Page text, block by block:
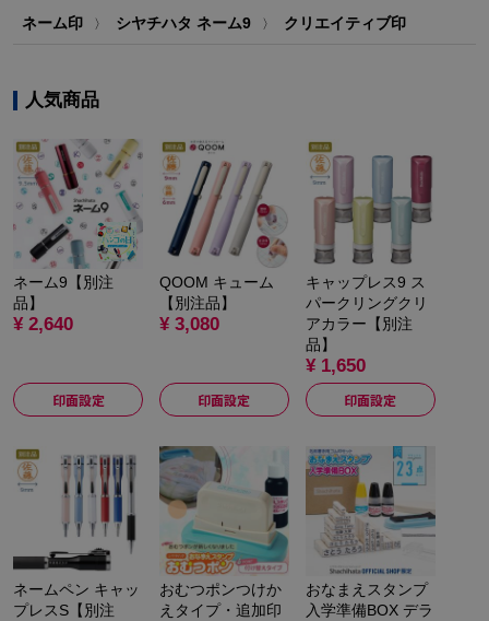
ネーム印 〉 シヤチハタ ネーム9 〉 クリエイティブ印
人気商品
ネーム9【別注
品】
¥ 2,640
印面設定
QOOM キューム
【別注品】
¥ 3,080
印面設定
キャップレス9 ス
パークリングクリ
アカラー【別注
品】
¥ 1,650
印面設定
ネームペン キャッ
プレスS【別注
おむつポンつけか
えタイプ・追加印
おなまえスタンプ
入学準備BOX デラ